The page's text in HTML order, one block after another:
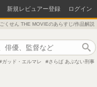
新規レビュアー登録 ログイン
ごくせん THE MOVIEのあらすじ/作品解説
ガッド・エルマレ さらば あぶない刑事